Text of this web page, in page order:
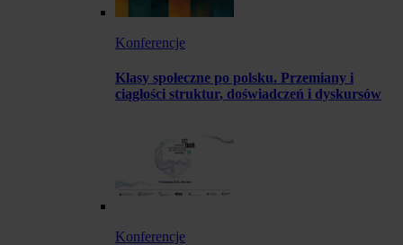
Konferencje
Klasy społeczne po polsku. Przemiany i
ciągłości struktur, doświadczeń i dyskursów
Konferencje